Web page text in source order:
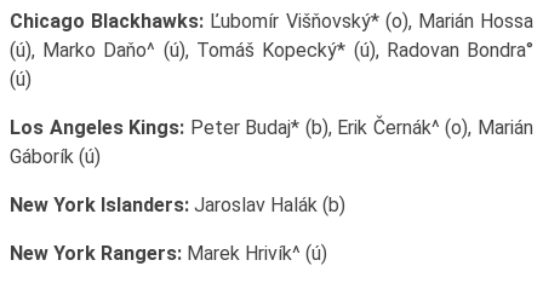
Chicago Blackhawks: Ľubomír Višňovský* (o), Marián Hossa
(ú), Marko Daňo^ (ú), Tomáš Kopecký* (ú), Radovan Bondra°
(ú)
Los Angeles Kings: Peter Budaj* (b), Erik Černák^ (o), Marián
Gáborík (ú)
New York Islanders:Jaroslav Halák (b)
New York Rangers:Marek Hrivík^ (ú)